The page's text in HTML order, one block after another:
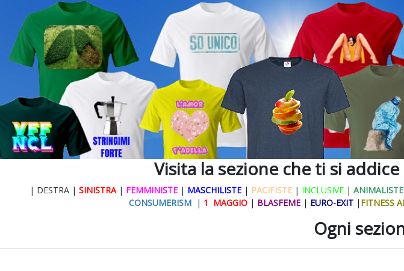
Visita la sezione che ti si
| DESTRA | SINISTRA | FEMMINISTE | MASCHILISTE | PACIFISTE | INCLUSIVE | ANIMALISTE
CONSUMERISM | 1 MAGGIO | BLASFEME | EURO-EXIT | FITNESS
Ogni